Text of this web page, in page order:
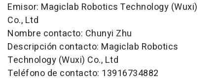
Emisor: Magiclab Robotics Technology (Wuxi)
Co., Ltd
Nombre contacto: Chunyi Zhu
Descripción contacto: Magiclab Robotics
Technology (Wuxi) Co., Ltd
Teléfono de contacto: 13916734882